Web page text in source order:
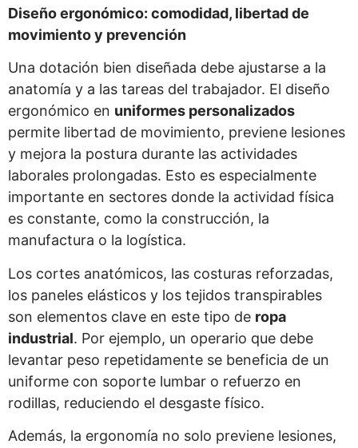
Diseño ergonómico: comodidad, libertad de
movimiento y prevención
Una dotación bien diseñada debe ajustarse a la
anatomía y a las tareas del trabajador. El diseño
ergonómico en uniformes personalizados
permite libertad de movimiento, previene lesiones
y mejora la postura durante las actividades
laborales prolongadas. Esto es especialmente
importante en sectores donde la actividad física
es constante, como la construcción, la
manufactura o la logística.
Los cortes anatómicos, las costuras reforzadas,
los paneles elásticos y los tejidos transpirables
son elementos clave en este tipo de ropa
industrial. Por ejemplo, un operario que debe
levantar peso repetidamente se beneficia de un
uniforme con soporte lumbar o refuerzo en
rodillas, reduciendo el desgaste físico.
Además, la ergonomía no solo previene lesiones,